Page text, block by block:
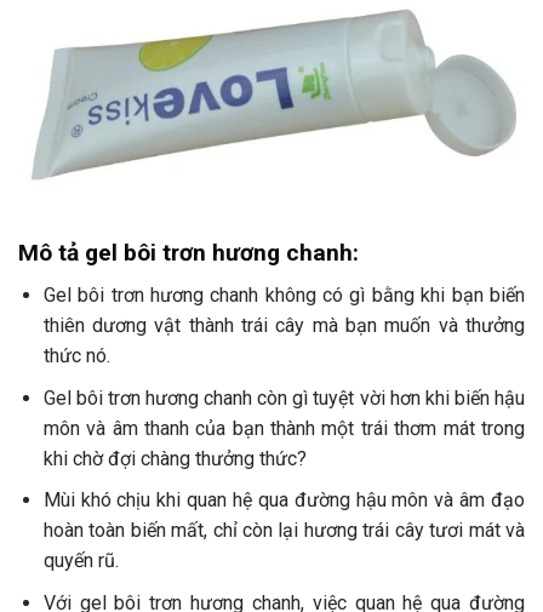
Mô tả gel bôi trơn hương chanh:
Gel bôi trơn hương chanh không có gì bằng khi bạn biến
thiên dương vật thành trái cây mà bạn muốn và thưởng
thức nó.
Gel bôi trơn hương chanh còn gì tuyệt vời hơn khi biến hậu
môn và âm thanh của bạn thành một trái thơm mát trong
khi chờ đợi chàng thưởng thức?
Mùi khó chịu khi quan hệ qua đường hậu môn và âm đạo
hoàn toàn biến mất, chỉ còn lại hương trái cây tươi mát và
quyến rũ.
Với gel bôi trơn hương chanh, việc quan hệ qua đường